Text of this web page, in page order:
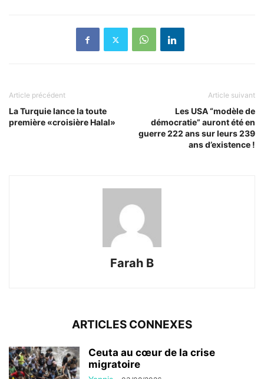
Article précédent
La Turquie lance la toute
première «croisière Halal»
Article suivant
Les USA “modèle de
démocratie” auront été en
guerre 222 ans sur leurs 239
ans d’existence !
Farah B
ARTICLES CONNEXES
Ceuta au cœur de la crise
migratoire